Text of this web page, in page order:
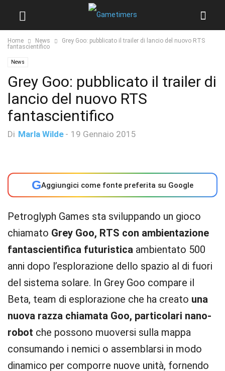
Home News
Grey Goo: pubblicato il trailer di lancio del nuovo RTS
fantascientifico
News
Grey Goo: pubblicato il trailer di
lancio del nuovo RTS
fantascientifico
Di Marla Wilde - 19 Gennaio 2015
GAggiungici come fonte preferita su Google
Petroglyph Games sta sviluppando un gioco
chiamato Grey Goo, RTS con ambientazione
fantascientifica futuristica ambientato 500
anni dopo l’esplorazione dello spazio al di fuori
del sistema solare. In Grey Goo compare il
Beta, team di esplorazione che ha creato una
nuova razza chiamata Goo, particolari nano-
robot che possono muoversi sulla mappa
consumando i nemici o assemblarsi in modo
dinamico per comporre nuove unità, fornendo